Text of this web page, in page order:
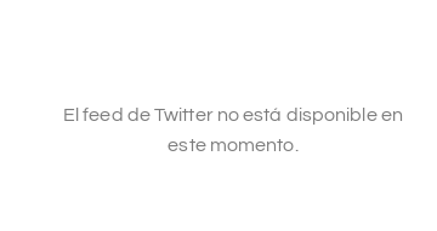
El feed de Twitter no está disponible en
este momento.